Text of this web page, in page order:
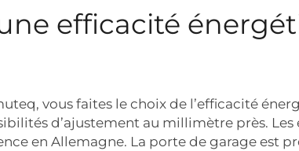
efficacité
vous faites le choix de l’efficacité
d’ajustement au millimètre près. Les
en Allemagne. La porte de garage est